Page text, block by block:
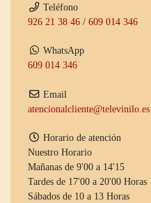
Teléfono
926 21 38 46 /609 014 346
WhatsApp
609 014 346
Email
atencionalcliente@televinilo.es
Horario de atención
Nuestro Horario
Mañanas de 9'00 a 14'15
Tardes de 17'00 a 20'00 Horas
Sábados de 10 a 13 Horas